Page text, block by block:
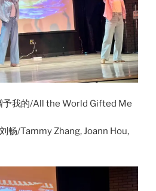
予我的/All the World Gifted Me
畅/Tammy Zhang, Joann Hou,